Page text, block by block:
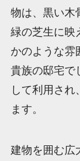
物は、黒い木
緑の芝生に映
かのような雰
貴族の邸宅で
して利用さ
ます。
建物を囲む広